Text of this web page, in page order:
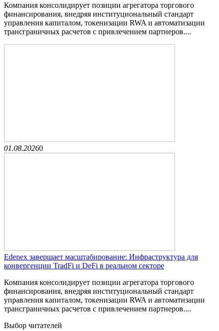
Компания консолидирует позиции агрегатора торгового
финансирования, внедряя институциональный стандарт
управления капиталом, токенизации RWA и автоматизации
трансграничных расчетов с привлечением партнеров....
01.08.20260
Edenex завершает масштабирование: Инфраструктура для
конвергенции TradFi и DeFi в реальном секторе
Компания консолидирует позиции агрегатора торгового
финансирования, внедряя институциональный стандарт
управления капиталом, токенизации RWA и автоматизации
трансграничных расчетов с привлечением партнеров....
Выбор читателей